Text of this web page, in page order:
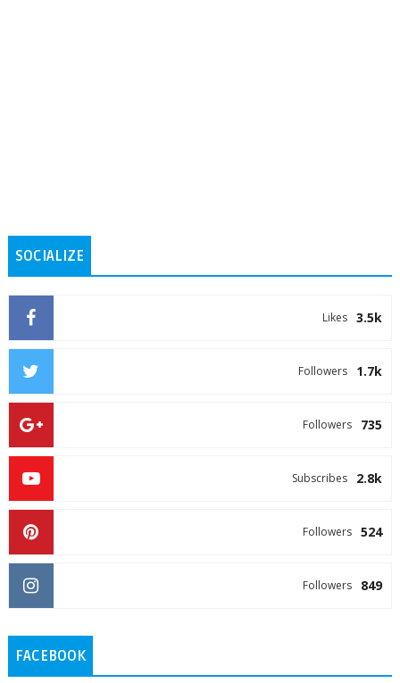
SOCIALIZE
3.5k
Likes
1.7k
Followers
735
Followers
2.8k
Subscribes
524
Followers
849
Followers
FACEBOOK